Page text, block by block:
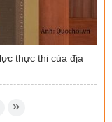
thực thi của địa